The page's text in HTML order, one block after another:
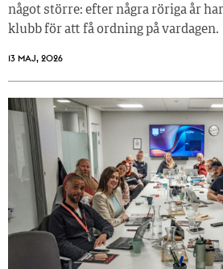
något större: efter några röriga år
klubb för att få ordning på vardagen.
13 MAJ, 2026